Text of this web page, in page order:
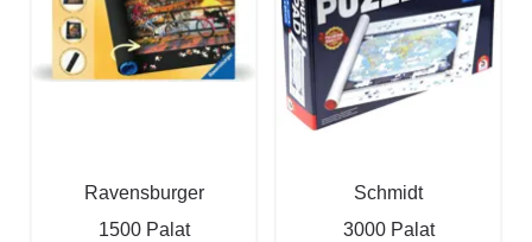
Ravensburger
1500 Palat
Schmidt
3000 Palat